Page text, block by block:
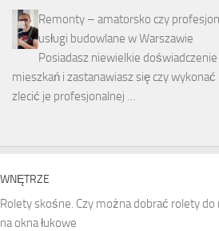
Remonty – amatorsko czy
usługi budowlane w Warszawie
Posiadasz niewielkie
mieszkań i zastanawiasz się czy wykonać
zlecić je profesjonalnej …
WNĘTRZE
Rolety skośne. Czy można dobrać rolety
na okna łukowe